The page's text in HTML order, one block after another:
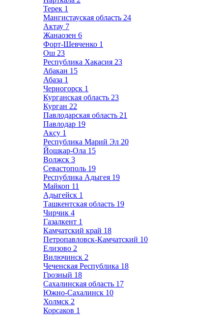
Терек 1
Мангистауская область 24
Актау 7
Жанаозен 6
Форт-Шевченко 1
Ош 23
Республика Хакасия 23
Абакан 15
Абаза 1
Черногорск 1
Курганская область 23
Курган 22
Павлодарская область 21
Павлодар 19
Аксу 1
Республика Марий Эл 20
Йошкар-Ола 15
Волжск 3
Севастополь 19
Республика Адыгея 19
Майкоп 11
Адыгейск 1
Ташкентская область 19
Чирчик 4
Газалкент 1
Камчатский край 18
Петропавловск-Камчатский 10
Елизово 2
Вилючинск 2
Чеченская Республика 18
Грозный 18
Сахалинская область 17
Южно-Сахалинск 10
Холмск 2
Корсаков 1